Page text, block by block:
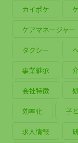
カイポケ
ケアマネージャー
タクシー
事業継承
会社特徴
効率化 子
求人情報